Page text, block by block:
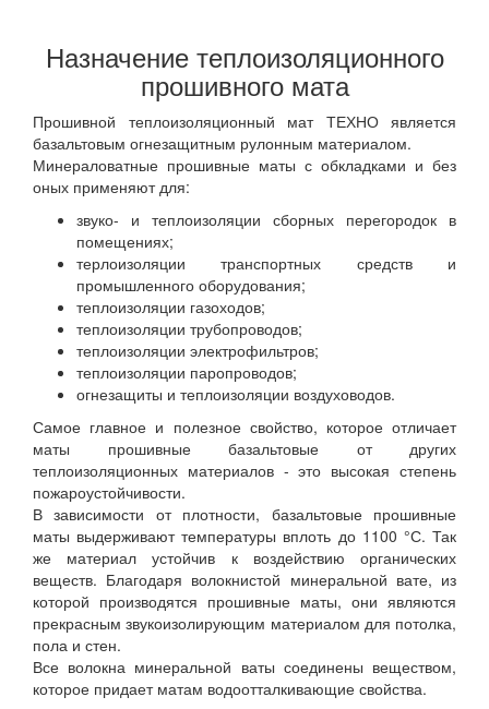
Назначение теплоизоляционного
прошивного мата
Прошивной теплоизоляционный мат ТЕХНО является
базальтовым огнезащитным рулонным материалом.
Минераловатные прошивные маты с обкладками и без
оных применяют для:
звуко- и теплоизоляции сборных перегородок в
помещениях;
терлоизоляции транспортных средств и
промышленного оборудования;
теплоизоляции газоходов;
теплоизоляции трубопроводов;
теплоизоляции электрофильтров;
теплоизоляции паропроводов;
огнезащиты и теплоизоляции воздуховодов.
Самое главное и полезное свойство, которое отличает
маты прошивные базальтовые от других
теплоизоляционных материалов - это высокая степень
пожароустойчивости.
В зависимости от плотности, базальтовые прошивные
маты выдерживают температуры вплоть до 1100 °С. Так
же материал устойчив к воздействию органических
веществ. Благодаря волокнистой минеральной вате, из
которой производятся прошивные маты, они являются
прекрасным звукоизолирующим материалом для потолка,
пола и стен.
Все волокна минеральной ваты соединены веществом,
которое придает матам водоотталкивающие свойства.